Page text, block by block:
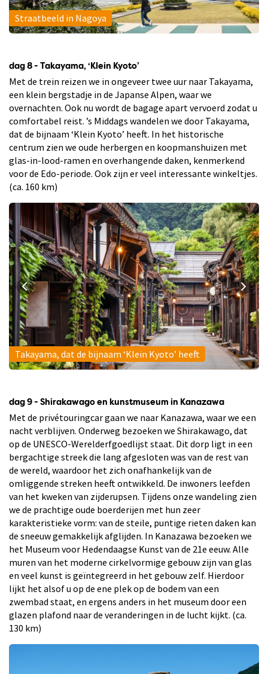
Straatbeeld in Nagoya
dag 8 - Takayama, ‘Klein Kyoto’
Met de trein reizen we in ongeveer twee uur naar Takayama,
een klein bergstadje in de Japanse Alpen, waar we
overnachten. Ook nu wordt de bagage apart vervoerd zodat u
comfortabel reist. ’s Middags wandelen we door Takayama,
dat de bijnaam ‘Klein Kyoto’ heeft. In het historische
centrum zien we oude herbergen en koopmanshuizen met
glas-in-lood-ramen en overhangende daken, kenmerkend
voor de Edo-periode. Ook zijn er veel interessante winkeltjes.
(ca. 160 km)
Takayama, dat de bijnaam ‘Klein Kyoto’ heeft
dag 9 - Shirakawago en kunstmuseum in Kanazawa
Met de privétouringcar gaan we naar Kanazawa, waar we een
nacht verblijven. Onderweg bezoeken we Shirakawago, dat
op de UNESCO-Werelderfgoedlijst staat. Dit dorp ligt in een
bergachtige streek die lang afgesloten was van de rest van
de wereld, waardoor het zich onafhankelijk van de
omliggende streken heeft ontwikkeld. De inwoners leefden
van het kweken van zijderupsen. Tijdens onze wandeling zien
we de prachtige oude boerderijen met hun zeer
karakteristieke vorm: van de steile, puntige rieten daken kan
de sneeuw gemakkelijk afglijden. In Kanazawa bezoeken we
het Museum voor Hedendaagse Kunst van de 21e eeuw. Alle
muren van het moderne cirkelvormige gebouw zijn van glas
en veel kunst is geïntegreerd in het gebouw zelf. Hierdoor
lijkt het alsof u op de ene plek op de bodem van een
zwembad staat, en ergens anders in het museum door een
glazen plafond naar de veranderingen in de lucht kijkt. (ca.
130 km)